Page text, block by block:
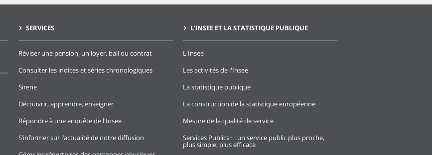
SERVICES
Réviser une pension, un loyer, bail ou contrat
Consulter les indices et séries chronologiques
Sirene
Découvrir, apprendre, enseigner
Répondre à une enquête de l'Insee
S’informer sur l’actualité de notre diffusion
L'INSEE ET LA STATISTIQUE PUBLIQUE
L'Insee
Les activités de l'Insee
La statistique publique
La construction de la statistique européenne
Mesure de la qualité de service
Services Publics+ : un service public plus proche,
plus simple, plus efficace